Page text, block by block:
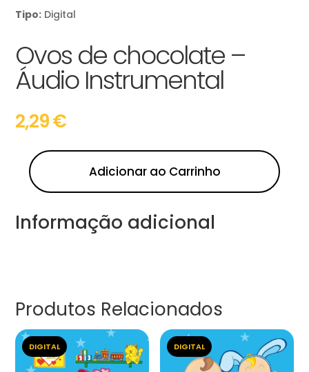
Tipo: Digital
Ovos de chocolate –
Áudio Instrumental
2,29€
Adicionar ao Carrinho
Informação adicional
Produtos Relacionados
DIGITAL DIGITAL